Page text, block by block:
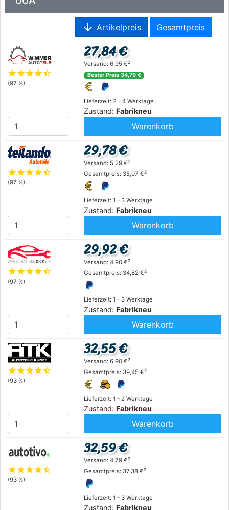
arrow_downward Artikelpreis Gesamtpreis
starstarstarstarstar_half
(97 %)
Lieferzeit: 2 - 4 Werktage
Zustand: Fabrikneu
27,84 €
Versand: 6,95 €2
Bester Preis 34,79 €
Warenkorb
starstarstarstarstar_half
(97 %)
Lieferzeit: 1 - 3 Werktage
Zustand: Fabrikneu
29,78 €
Versand: 5,29 €2
Gesamtpreis: 35,07 €2
Warenkorb
starstarstarstarstar_half
(97 %)
Lieferzeit: 1 - 3 Werktage
Zustand: Fabrikneu
29,92 €
Versand: 4,90 €2
Gesamtpreis: 34,82 €2
Warenkorb
starstarstarstarstar_half
(93 %)
Lieferzeit: 1 - 2 Werktage
Zustand: Fabrikneu
32,55 €
Versand: 6,90 €2
Gesamtpreis: 39,45 €2
Warenkorb
starstarstarstarstar_half
(93 %)
Lieferzeit: 1 - 3 Werktage
Zustand: Fabrikneu
32,59 €
Versand: 4,79 €2
Gesamtpreis: 37,38 €2